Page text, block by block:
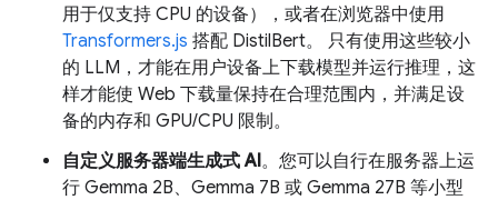
用于仅支持 CPU 的设备），或者在浏览器中使用
Transformers.js 搭配 DistilBert。 只有使用这些较小
的 LLM，才能在用户设备上下载模型并运行推理，这
样才能使 Web 下载量保持在合理范围内，并满足设
备的内存和 GPU/CPU 限制。
自定义服务器端生成式 AI。您可以自行在服务器上运
行 Gemma 2B、Gemma 7B 或 Gemma 27B 等小型